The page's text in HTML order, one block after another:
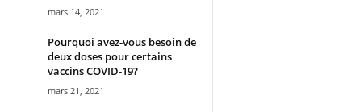
mars 14, 2021
Pourquoi avez-vous besoin de
deux doses pour certains
vaccins COVID-19?
mars 21, 2021